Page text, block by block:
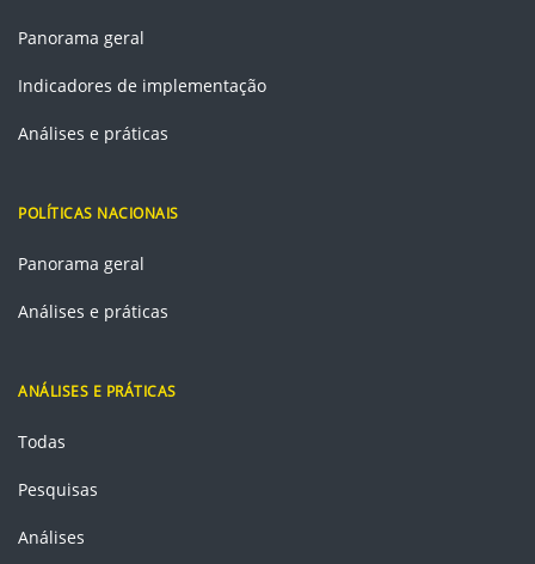
Panorama geral
Indicadores de implementação
Análises e práticas
POLÍTICAS NACIONAIS
Panorama geral
Análises e práticas
ANÁLISES E PRÁTICAS
Todas
Pesquisas
Análises